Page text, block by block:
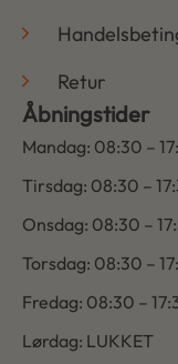
Retur
Åbningstider
Mandag: 08:30 –
Tirsdag: 08:30 –
Onsdag: 08:30 –
Torsdag: 08:30 –
Fredag: 08:30 –
Lørdag: LUKKET